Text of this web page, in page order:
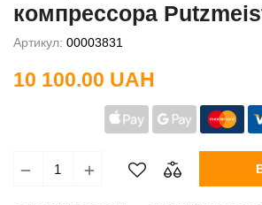
компрессора
Артикул: 00003831
10 100.00 UAH